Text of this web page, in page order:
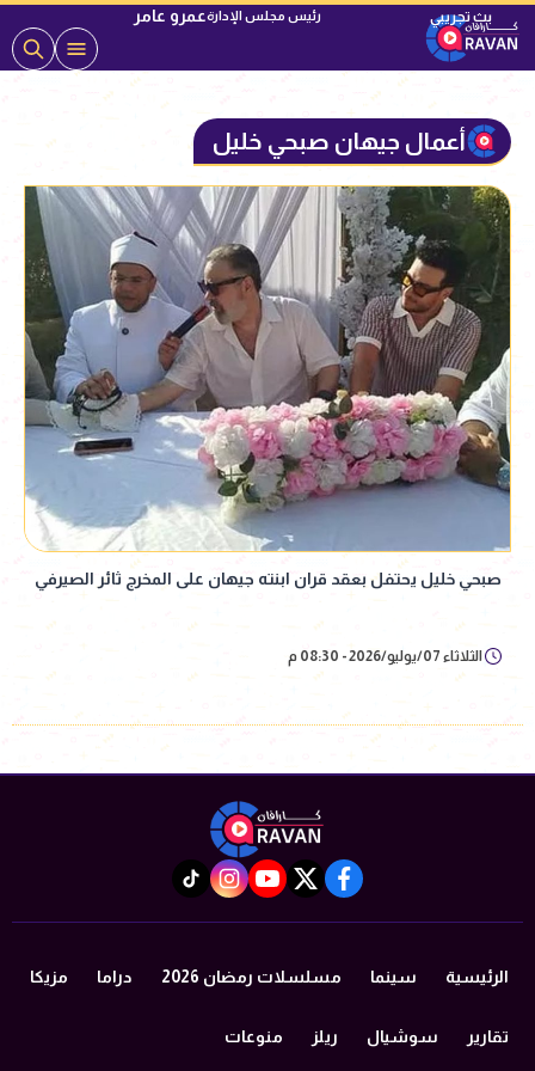
رئيس مجلس الإدارةعمرو عامر
أعمال جيهان صبحي خليل
صبحي خليل يحتفل بعقد قران ابنته جيهان على المخرج ثائر الصيرفي
الثلاثاء 07/يوليو/2026 - 08:30 م
facebook
twitter
youtube
instagram
tiktok
الرئيسية سينما مسلسلات رمضان 2026 دراما مزيكا
تقارير سوشيال ريلز منوعات